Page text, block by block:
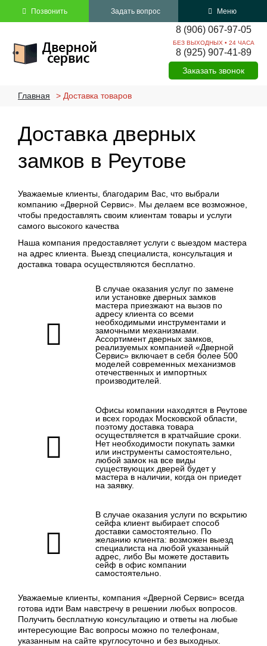
Позвонить Задать вопрос Меню
8 (906) 067-97-05
БЕЗ ВЫХОДНЫХ • 24 ЧАСА
8 (925) 907-41-89
Заказать звонок
Главная > Доставка товаров
Доставка дверных
замков в Реутове
Уважаемые клиенты, благодарим Вас, что выбрали
компанию «Дверной Сервис». Мы делаем все возможное,
чтобы предоставлять своим клиентам товары и услуги
самого высокого качества
Наша компания предоставляет услуги с выездом мастера
на адрес клиента. Выезд специалиста, консультация и
доставка товара осуществляются бесплатно.
В случае оказания услуг по замене
или установке дверных замков
мастера приезжают на вызов по
адресу клиента со всеми
необходимыми инструментами и
замочными механизмами.
Ассортимент дверных замков,
реализуемых компанией «Дверной
Сервис» включает в себя более 500
моделей современных механизмов
отечественных и импортных
производителей.
Офисы компании находятся в Реутове
и всех городах Московской области,
поэтому доставка товара
осуществляется в кратчайшие сроки.
Нет необходимости покупать замки
или инструменты самостоятельно,
любой замок на все виды
существующих дверей будет у
мастера в наличии, когда он приедет
на заявку.
В случае оказания услуги по вскрытию
сейфа клиент выбирает способ
доставки самостоятельно. По
желанию клиента: возможен выезд
специалиста на любой указанный
адрес, либо Вы можете доставить
сейф в офис компании
самостоятельно.
Уважаемые клиенты, компания «Дверной Сервис» всегда
готова идти Вам навстречу в решении любых вопросов.
Получить бесплатную консультацию и ответы на любые
интересующие Вас вопросы можно по телефонам,
указанным на сайте круглосуточно и без выходных.